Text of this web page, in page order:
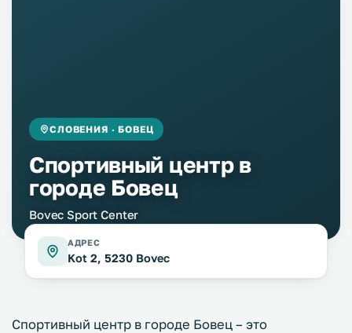
СЛОВЕНИЯ · БОВЕЦ
Спортивный центр в
городе Бовец
Bovec Sport Center
АДРЕС
Kot 2, 5230 Bovec
Спортивный центр в городе Бовец – это